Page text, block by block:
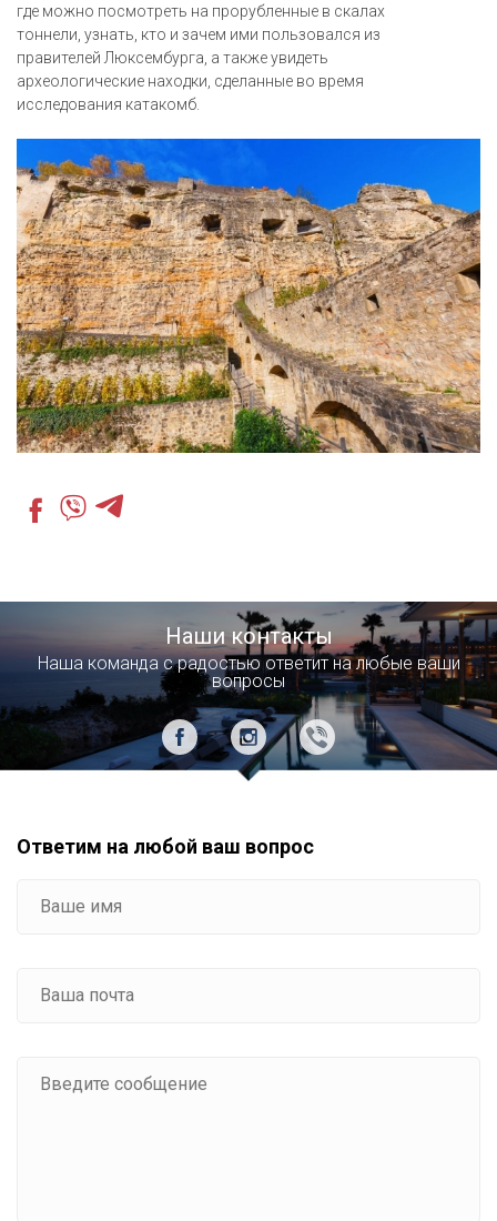
где можно посмотреть на прорубленные в скалах
тоннели, узнать, кто и зачем ими пользовался из
правителей Люксембурга, а также увидеть
археологические находки, сделанные во время
исследования катакомб.
Наши контакты
Наша команда с радостью ответит на любые ваши
вопросы
Ответим на любой ваш вопрос